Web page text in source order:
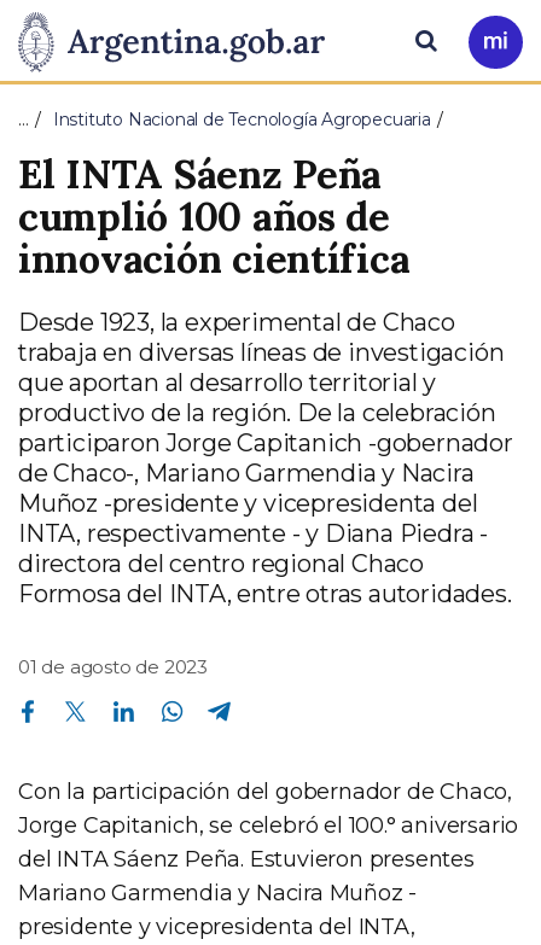
Presidencia
de
la
Nación
Pasar al contenido principal
Ir
a
Buscar
… Instituto Nacional de Tecnología Agropecuaria
El INTA Sáenz Peña
cumplió 100 años de
innovación científica
Desde 1923, la experimental de Chaco
trabaja en diversas líneas de investigación
que aportan al desarrollo territorial y
productivo de la región. De la celebración
participaron Jorge Capitanich -gobernador
de Chaco-, Mariano Garmendia y Nacira
Muñoz -presidente y vicepresidenta del
INTA, respectivamente - y Diana Piedra -
directora del centro regional Chaco
Formosa del INTA, entre otras autoridades.
01 de agosto de 2023
Compartir en Facebook Compartir en Twitter Compartir en Linkedin Compartir en Whatsapp
Con la participación del gobernador de Chaco,
Jorge Capitanich, se celebró el 100.° aniversario
del INTA Sáenz Peña. Estuvieron presentes
Mariano Garmendia y Nacira Muñoz -
presidente y vicepresidenta del INTA,